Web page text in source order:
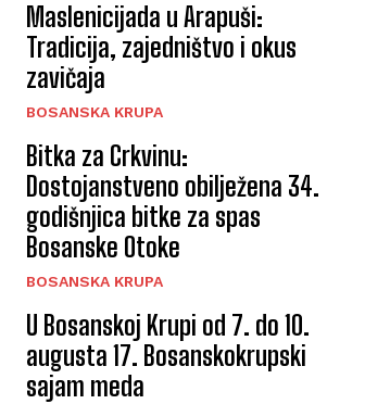
Maslenicijada u Arapuši:
Tradicija, zajedništvo i okus
zavičaja
BOSANSKA KRUPA
Bitka za Crkvinu:
Dostojanstveno obilježena 34.
godišnjica bitke za spas
Bosanske Otoke
BOSANSKA KRUPA
U Bosanskoj Krupi od 7. do 10.
augusta 17. Bosanskokrupski
sajam meda